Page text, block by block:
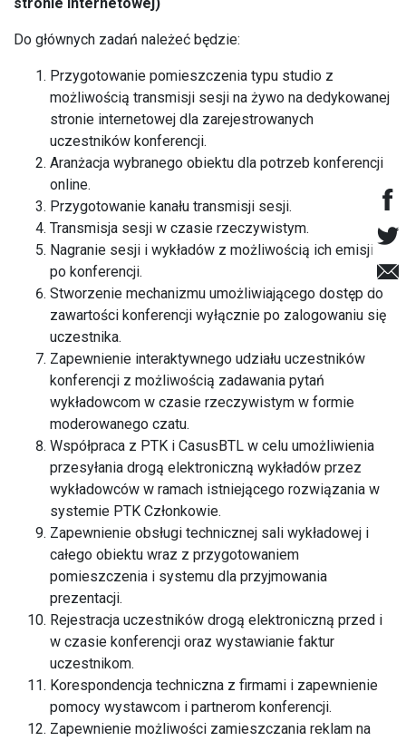
Do głównych zadań należeć będzie:
Przygotowanie pomieszczenia typu studio z
możliwością transmisji sesji na żywo na dedykowanej
stronie internetowej dla zarejestrowanych
uczestników konferencji.
Aranżacja wybranego obiektu dla potrzeb konferencji
online.
Przygotowanie kanału transmisji sesji.
Transmisja sesji w czasie rzeczywistym.
Nagranie sesji i wykładów z możliwością ich emisji
po konferencji.
Stworzenie mechanizmu umożliwiającego dostęp do
zawartości konferencji wyłącznie po zalogowaniu się
uczestnika.
Zapewnienie interaktywnego udziału uczestników
konferencji z możliwością zadawania pytań
wykładowcom w czasie rzeczywistym w formie
moderowanego czatu.
Współpraca z PTK i CasusBTL w celu umożliwienia
przesyłania drogą elektroniczną wykładów przez
wykładowców w ramach istniejącego rozwiązania w
systemie PTK Członkowie.
Zapewnienie obsługi technicznej sali wykładowej i
całego obiektu wraz z przygotowaniem
pomieszczenia i systemu dla przyjmowania
prezentacji.
Rejestracja uczestników drogą elektroniczną przed i
w czasie konferencji oraz wystawianie faktur
uczestnikom.
Korespondencja techniczna z firmami i zapewnienie
pomocy wystawcom i partnerom konferencji.
Zapewnienie możliwości zamieszczania reklam na